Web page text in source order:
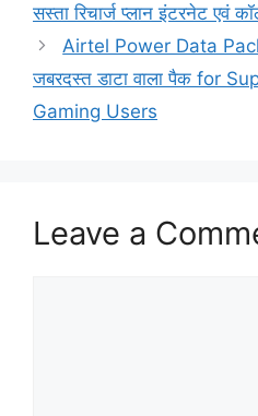
सस्ता रिचार्ज प्लान इंटरनेट एवं
Airtel Power Data
जबरदस्त डाटा वाला पैक for
Gaming Users
Leave a